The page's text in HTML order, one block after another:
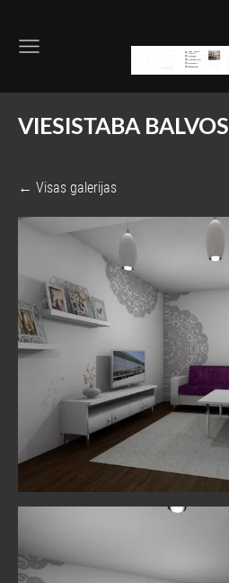
VIESISTABA BALVOS
Visas galerijas